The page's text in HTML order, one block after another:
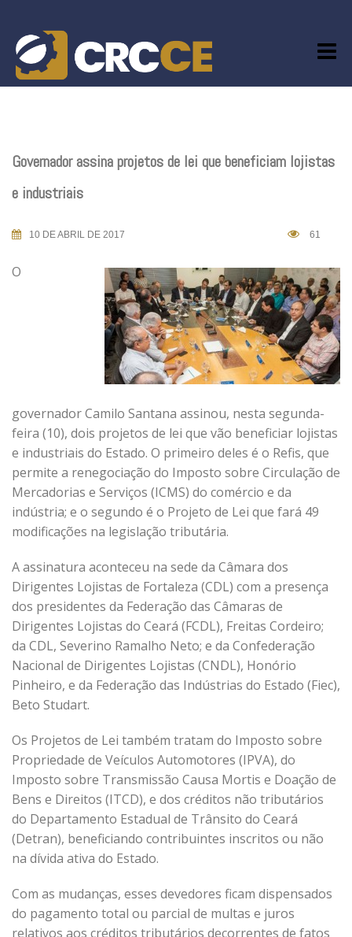
content
Governador assina projetos de lei que beneficiam lojistas
e industriais
10 DE ABRIL DE 2017 61
O
governador Camilo Santana assinou, nesta segunda-
feira (10), dois projetos de lei que vão beneficiar lojistas
e industriais do Estado. O primeiro deles é o Refis, que
permite a renegociação do Imposto sobre Circulação de
Mercadorias e Serviços (ICMS) do comércio e da
indústria; e o segundo é o Projeto de Lei que fará 49
modificações na legislação tributária.
A assinatura aconteceu na sede da Câmara dos
Dirigentes Lojistas de Fortaleza (CDL) com a presença
dos presidentes da Federação das Câmaras de
Dirigentes Lojistas do Ceará (FCDL), Freitas Cordeiro;
da CDL, Severino Ramalho Neto; e da Confederação
Nacional de Dirigentes Lojistas (CNDL), Honório
Pinheiro, e da Federação das Indústrias do Estado (Fiec),
Beto Studart.
Os Projetos de Lei também tratam do Imposto sobre
Propriedade de Veículos Automotores (IPVA), do
Imposto sobre Transmissão Causa Mortis e Doação de
Bens e Direitos (ITCD), e dos créditos não tributários
do Departamento Estadual de Trânsito do Ceará
(Detran), beneficiando contribuintes inscritos ou não
na dívida ativa do Estado.
Com as mudanças, esses devedores ficam dispensados
do pagamento total ou parcial de multas e juros
relativos aos créditos tributários decorrentes de fatos